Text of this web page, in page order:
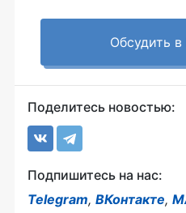
Обсудить в
Поделитесь новостью:
Подпишитесь на нас:
Telegram, ВКонтакте,